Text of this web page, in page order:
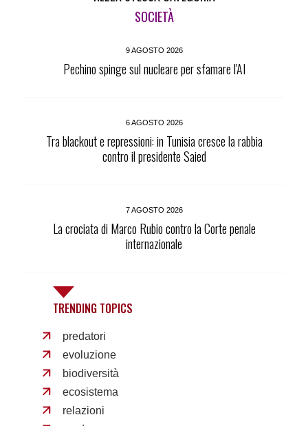
SOCIETÀ
9 AGOSTO 2026
Pechino spinge sul nucleare per sfamare l'AI
6 AGOSTO 2026
Tra blackout e repressioni: in Tunisia cresce la rabbia
contro il presidente Saied
7 AGOSTO 2026
La crociata di Marco Rubio contro la Corte penale
internazionale
TRENDING TOPICS
predatori
evoluzione
biodiversità
ecosistema
relazioni